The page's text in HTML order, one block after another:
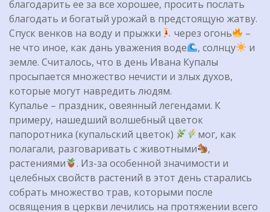
благодарить ее за все хорошее, просить послать
благодать и богатый урожай в предстоящую жатву.
Спуск венков на воду и прыжки
через огонь
–
не что иное, как дань уважения воде
, солнцу
и
земле. Считалось, что в день Ивана Купалы
просыпается множество нечисти и злых духов,
которые могут навредить людям.
Купалье – праздник, овеянный легендами. К
примеру, нашедший волшебный цветок
папоротника (купальский цветок)
мог, как
полагали, разговаривать с животными
,
растениями
. Из-за особенной значимости и
целебных свойств растений в этот день старались
собрать множество трав, которыми после
освящения в церкви лечились на протяжении всего